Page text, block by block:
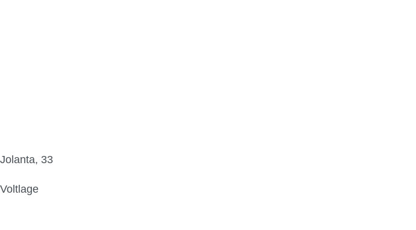
Jolanta, 33
Voltlage